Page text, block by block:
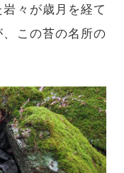
々が歳月を経て
この苔の名所の